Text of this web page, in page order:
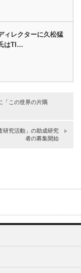
レクターに久松猛
はTI…
「この世界の片隅
研究活動」の助成研究
者の募集開始